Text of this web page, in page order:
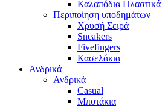
Καλαπόδια Πλαστικά
Περιποίηση υποδημάτων
Χρυσή Σειρά
Sneakers
Fivefingers
Κασελάκια
Ανδρικά
Ανδρικά
Casual
Μποτάκια